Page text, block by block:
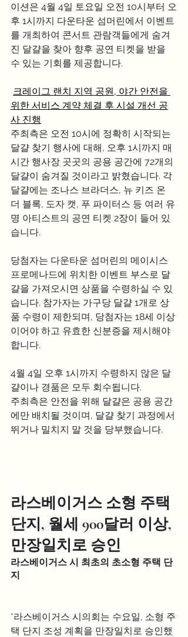
이션은 4월 4일 토요일 오전 10시부터 오
후 1시까지 다운타운 섬머린에서 이벤트
를 개최하여 콘서트 관람객들에게 숨겨
진 달걀을 찾아 향후 공연 티켓을 받을
수 있는 기회를 제공합니다.
크레이그 랜치 지역 공원, 야간 안전을
위한 서비스 계약 체결 후 시설 개선 공
사 진행
주최측은 오전 10시에 정확히 시작되는
달걀 찾기 행사에 대해, 오후 1시까지 매
시간 행사장 곳곳의 공용 공간에 72개의
달걀이 숨겨질 것이라고 밝혔습니다. 각
달걀에는 조나스 브라더스, 뉴 키즈 온
더 블록, 도자 캣, 푸 파이터스 등 여러 유
명 아티스트의 공연 티켓 2장이 들어 있
습니다.
당첨자는 다운타운 섬머린의 메이시스
프로메나드에 위치한 이벤트 부스로 달
걀을 가져오시면 상품을 수령하실 수 있
습니다. 참가자는 가구당 달걀 1개로 상
품 수령이 제한되며, 당첨자는 18세 이상
이어야 하고 유효한 신분증을 제시해야
합니다.
4월 4일 오후 1시까지 수령하지 않은 달
걀이나 경품은 모두 회수됩니다.
주최측은 안전을 위해 달걀은 공용 공간
에만 배치될 것이며, 달걀 찾기 과정에서
뛰거나 밀치지 말 것을 당부했습니다.
라스베이거스 소형 주택
단지, 월세 900달러 이상,
만장일치로 승인
라스베이거스 시 최초의 초소형 주택 단
지
*라스베이거스 시의회는 수요일, 소형 주
택 단지 조성 계획을 만장일치로 승인했